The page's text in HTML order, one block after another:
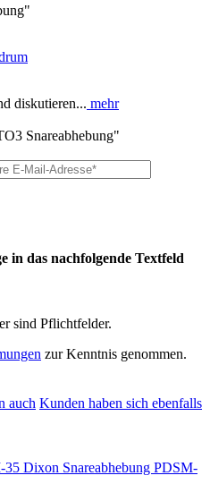
diskutieren... mehr
Snareabhebung"
in das nachfolgende Textfeld
sind Pflichtfelder.
zur Kenntnis genommen.
auch Kunden haben sich ebenfalls
Dixon Snareabhebung PDSM-